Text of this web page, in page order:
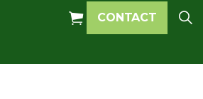
CONTACT